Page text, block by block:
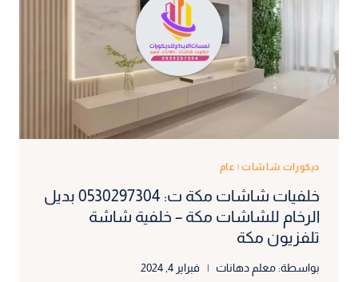
ديكورات شاشات| عام
خلفيات شاشات مكة ت: 0530297304 بديل
الرخام للشاشات مكة – خلفية شاشة
تلفزيون مكة
بواسطة: معلم دهانات فبراير 4, 2024